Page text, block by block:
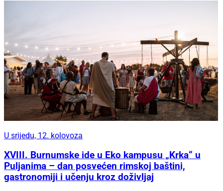
U srijedu, 12. kolovoza
XVIII. Burnumske ide u Eko kampusu „Krka“ u
Puljanima – dan posvećen rimskoj baštini,
gastronomiji i učenju kroz doživljaj